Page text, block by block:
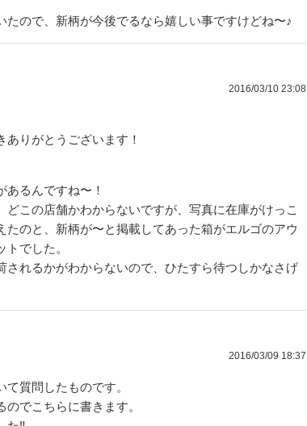
たので、新柄が今後でるなら嬉しい事ですけどね〜♪
2016/03/10 23:08
ありがとうございます！
あるんですね〜！
どこの店舗かわからないですが、写真に在庫がけっこ
たのと、新柄が〜と掲載してあった箱がエルゴのアウ
トでした。
されるかがわからないので、ひたすら待つしかなさげ
2016/03/09 18:37
質問したものです。
でこちらに書きます。